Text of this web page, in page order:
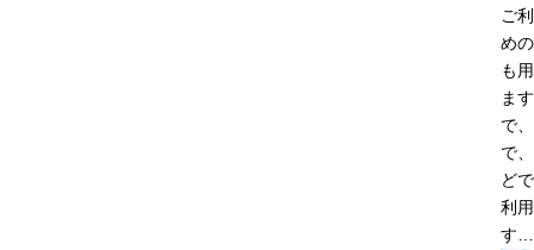
ご
め
も
ま
で
で
ど
利
す…